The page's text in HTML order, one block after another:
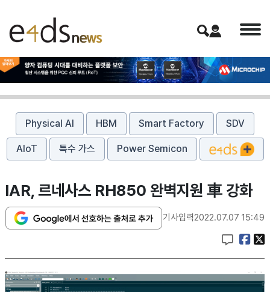
Physical AI HBM Smart Factory SDV
AIoT 특수 가스 Power Semicon
IAR, 르네사스 RH850 완벽지원 車 강화
기사입력2022.07.07 15:49